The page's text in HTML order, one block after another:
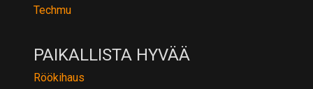
Techmu
PAIKALLISTA HYVÄÄ
Röökihaus